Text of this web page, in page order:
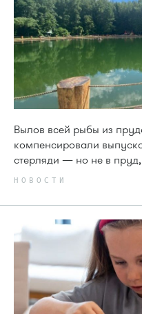
Вылов всей рыбы из
компенсировали
стерляди — но не в
НОВОСТИ